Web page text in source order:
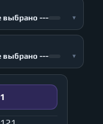
выбрано --- ▾
выбрано --- ▾